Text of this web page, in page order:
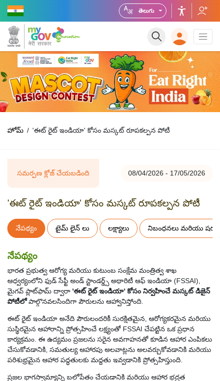
తెలుగు
హోమ్ 'ఈట్ రైట్ ఇండియా' కోసం మస్కట్ రూపకల్పన పోటీ
సమర్పణ క్లోజ్ చేయబడింది 08/04/2026 - 17/05/2026
'ఈట్ రైట్ ఇండియా' కోసం మస్కట్ రూపకల్పన పోటీ
నేపథ్యం టైమ్ లైన్ లు లక్ష్యాలు నిబంధనలు మరియు
నేపథ్యం
భారత ప్రభుత్వ ఆరోగ్య మరియు కుటుంబ సంక్షేమ మంత్రిత్వ శాఖ
ఆధ్వర్యంలోని ఫుడ్ సేఫ్టీ అండ్ స్టాండర్డ్స్ అథారిటీ ఆఫ్ ఇండియా (FSSAI),
మైగవ్ ప్లాట్‌ఫామ్ ద్వారా 'ఈట్ రైట్ ఇండియా' కోసం నిర్వహించే మస్కట్ డిజైన్
పోటీలోపాల్గొనవలసిందిగా పౌరులను ఆహ్వానిస్తోంది.
ఈట్ రైట్ ఇండియా అనేది పౌరులందరికీ సురక్షితమైన, ఆరోగ్యకరమైన మరియు
సుస్థిరమైన ఆహారాన్ని ప్రోత్సహించే లక్ష్యంతో FSSAI చేపట్టిన ఒక ప్రధాన
కార్యక్రమం. ఈ ఉద్యమం ప్రజలను సరైన అవగాహనతో కూడిన ఆహార ఎంపికలు
చేసుకోవడానికి, సమతుల్య ఆహారపు అలవాట్లను అలవర్చుకోవడానికి మరియు
పరిశుభ్రమైన ఆహార పద్ధతులకు మద్దతు ఇవ్వడానికి ప్రోత్సహిస్తుంది.
ప్రజల భాగస్వామ్యాన్ని బలోపేతం చేయడానికి మరియు ఆహార భద్రత